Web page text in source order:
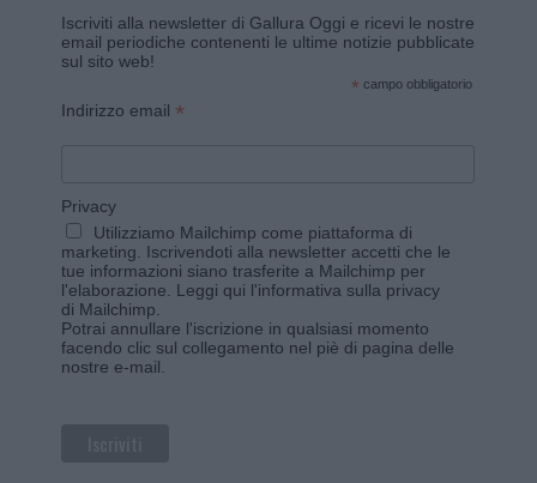
Iscriviti alla newsletter di Gallura Oggi e ricevi le nostre
email periodiche contenenti le ultime notizie pubblicate
sul sito web!
* campo obbligatorio
Indirizzo email *
Privacy
Utilizziamo Mailchimp come piattaforma di
marketing. Iscrivendoti alla newsletter accetti che le
tue informazioni siano trasferite a Mailchimp per
l'elaborazione. Leggi qui l'informativa sulla privacy
di Mailchimp
Potrai annullare l'iscrizione in qualsiasi momento
facendo clic sul collegamento nel piè di pagina delle
nostre e-mail.